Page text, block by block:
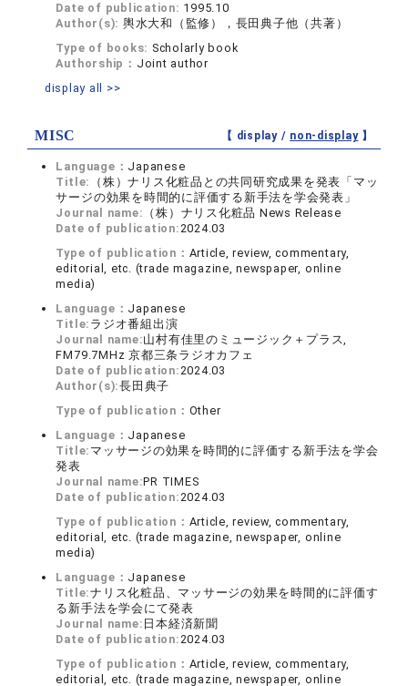
Date of publication: 1995.10
Author(s): 輿水大和（監修），長田典子他（共著）
Type of books: Scholarly book
Authorship： Joint author
display all >>
MISC 【 display / non-display】
Language： Japanese
Title:
（株）ナリス化粧品との共同研究成果を発表「マッ
サージの効果を時間的に評価する新手法を学会発表」
Journal name: （株）ナリス化粧品 News Release
Date of publication:2024.03
Type of publication： Article, review, commentary,
editorial, etc. (trade magazine, newspaper, online
media)
Language： Japanese
Title: ラジオ番組出演
Journal name:山村有佳里のミュージック＋プラス,
FM79.7MHz 京都三条ラジオカフェ
Date of publication:2024.03
Author(s):長田典子
Type of publication： Other
Language： Japanese
Title: マッサージの効果を時間的に評価する新手法を学会
発表
Journal name:PR TIMES
Date of publication:2024.03
Type of publication： Article, review, commentary,
editorial, etc. (trade magazine, newspaper, online
media)
Language： Japanese
Title:ナリス化粧品、マッサージの効果を時間的に評価す
る新手法を学会にて発表
Journal name: 日本経済新聞
Date of publication:2024.03
Type of publication： Article, review, commentary,
editorial, etc. (trade magazine, newspaper, online